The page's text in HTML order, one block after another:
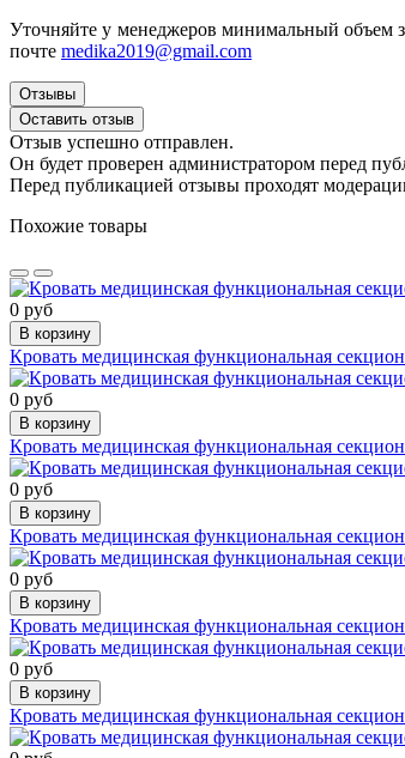
Уточняйте у менеджеров минимальный объем
почте medika2019@gmail.com
Отзывы
Оставить отзыв
Отзыв успешно отправлен.
Он будет проверен администратором перед
Перед публикацией отзывы проходят
Похожие товары
0 руб
В корзину
Кровать медицинская функциональная
0 руб
В корзину
Кровать медицинская функциональная
0 руб
В корзину
Кровать медицинская функциональная
0 руб
В корзину
Кровать медицинская функциональная
0 руб
В корзину
Кровать медицинская функциональная